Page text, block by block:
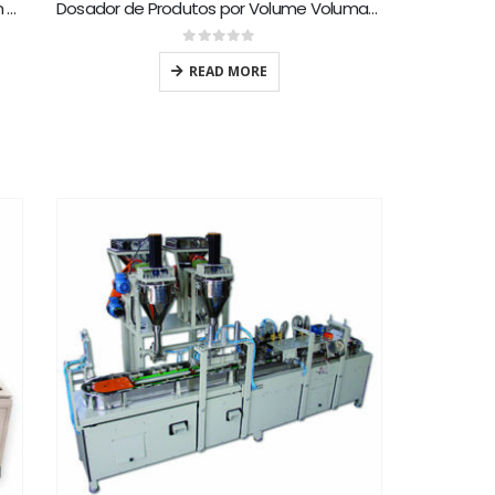
Dosador de Produtos por Rosca Sem Fim Roscamax RA Dosador de Produtos por Volume Volumax VL
0out of 5
READ MORE